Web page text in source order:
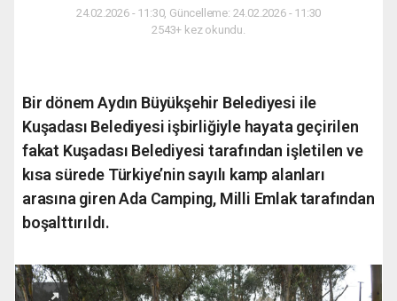
24.02.2026 - 11:30, Güncelleme: 24.02.2026 - 11:30
2543+ kez okundu.
Bir dönem Aydın Büyükşehir Belediyesi ile
Kuşadası Belediyesi işbirliğiyle hayata geçirilen
fakat Kuşadası Belediyesi tarafından işletilen ve
kısa sürede Türkiye’nin sayılı kamp alanları
arasına giren Ada Camping, Milli Emlak tarafından
boşalttırıldı.